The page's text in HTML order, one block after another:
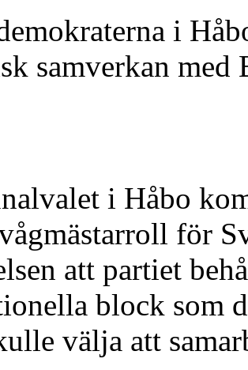
i
samverkan med
i Håbo
för
att partiet
block som
välja att